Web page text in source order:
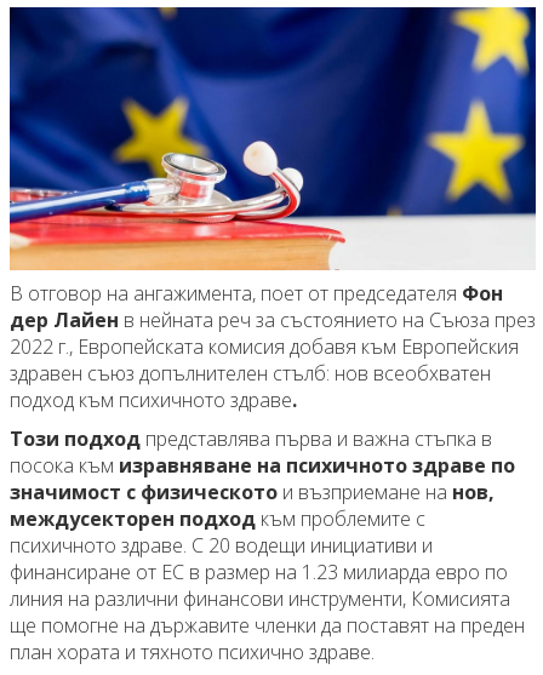
В отговор на ангажимента, поет от председателя Фон
дер Лайен в нейната реч за състоянието на Съюза през
2022 г., Европейската комисия добавя към Европейския
здравен съюз допълнителен стълб: нов всеобхватен
подход към психичното здраве.
Този подход представлява първа и важна стъпка в
посока към изравняване на психичното здраве по
значимост с физическото и възприемане на нов,
междусекторен подход към проблемите с
психичното здраве. С 20 водещи инициативи и
финансиране от ЕС в размер на 1.23 милиарда евро по
линия на различни финансови инструменти, Комисията
ще помогне на държавите членки да поставят на преден
план хората и тяхното психично здраве.